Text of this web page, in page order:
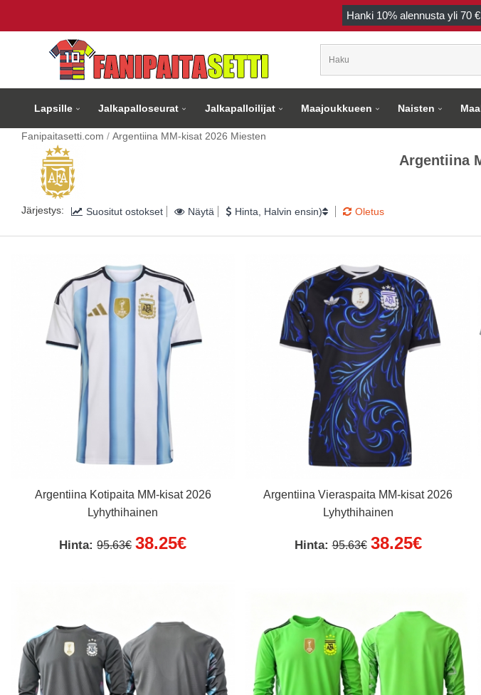
Hanki 10% alennusta yli 70 €
Lapsille Jalkapalloseurat Jalkapalloilijat Maajoukkueen Naisten
Fanipaitasetti.com Argentiina MM-kisat 2026 Miesten
Argentiina
Järjestys: Suositut ostokset Näytä Hinta, Halvin ensin) Oletus
Argentiina Kotipaita MM-kisat 2026
Lyhythihainen
Hinta:95.63€ 38.25€
Argentiina Vieraspaita MM-kisat 2026
Lyhythihainen
Hinta:95.63€ 38.25€